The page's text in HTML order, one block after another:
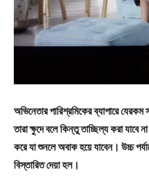
অভিনেতার পারিশ্রমিকের ব্যাপারে
তারা ক্ষুদে বলে কিন্তু তাচ্ছিল্য করা
করে যা শুনলে অবাক হয়ে যাবেন। উচ্চ
বিস্তারিত দেয়া হল।